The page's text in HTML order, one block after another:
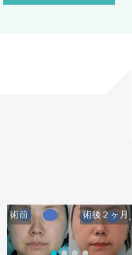
術前 術後１ヶ月
術前 術後２ヶ月